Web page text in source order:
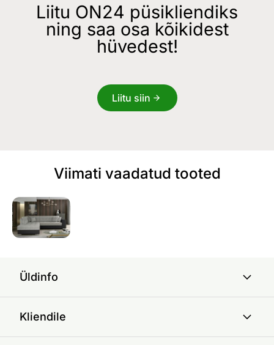
Liitu ON24 püsikliendiks
ning saa osa kõikidest
hüvedest!
Liitu siin
Viimati vaadatud tooted
Üldinfo
Kliendile